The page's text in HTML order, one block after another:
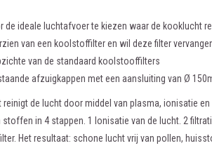
de ideale luchtafvoer te kiezen waar de kooklucht
van een koolstoffilter en wil deze filter
van de standaard koolstooffilters
afzuigkappen met een aansluiting van Ø
reinigt de lucht door middel van plasma, ionisatie
in 4 stappen. 1 Ionisatie van de lucht. 2
Het resultaat: schone lucht vrij van pollen,